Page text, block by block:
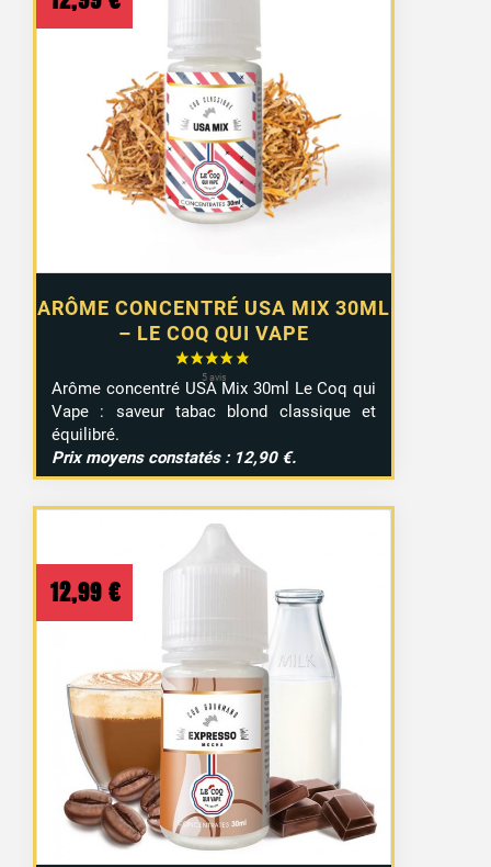
ARÔME CONCENTRÉ USA MIX 30ML
– LE COQ QUI VAPE
Arôme concentré USA Mix 30ml Le Coq qui
Vape : saveur tabac blond classique et
équilibré.
Prix moyens constatés : 12,90 €.
12,99 €